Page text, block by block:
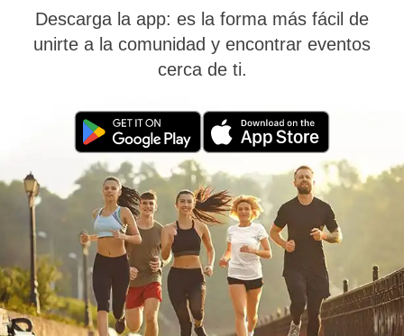
Descarga la app: es la forma más fácil de
unirte a la comunidad y encontrar eventos
cerca de ti.